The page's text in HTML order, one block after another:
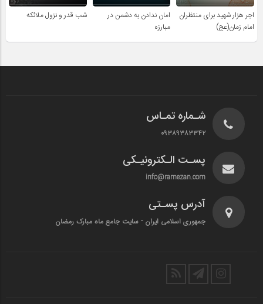
اجر هزار شهید برای منتظران
امام زمان(عج)
امان ندادن به دشمن در
مبارزه
شب قدر و نزول ملائکه
شـماره تمـاس
۰۹۳۸۹۳۸۳۳۴۲
پسـت الـکترونیـکی
info@ramezan.com
آدرس پسـتی
جمهوری اسلامی ایران - سایت جامع ماه مبارک رمضان